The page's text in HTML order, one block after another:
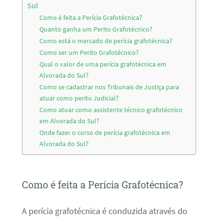
Sul
Como é feita a Perícia Grafotécnica?
Quanto ganha um Perito Grafotécnico?
Como está o mercado de perícia grafotécnica?
Como ser um Perito Grafotécnico?
Qual o valor de uma perícia grafotécnica em
Alvorada do Sul?
Como se cadastrar nos Tribunais de Justiça para
atuar como perito Judicial?
Como atuar como assistente técnico grafotécnico
em Alvorada do Sul?
Onde fazer o curso de perícia grafotécnica em
Alvorada do Sul?
Como é feita a Perícia Grafotécnica?
A perícia grafotécnica é conduzida através do